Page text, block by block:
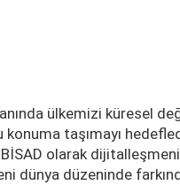
ülkemizi küresel
konuma taşımayı
olarak
dünya düzeninde